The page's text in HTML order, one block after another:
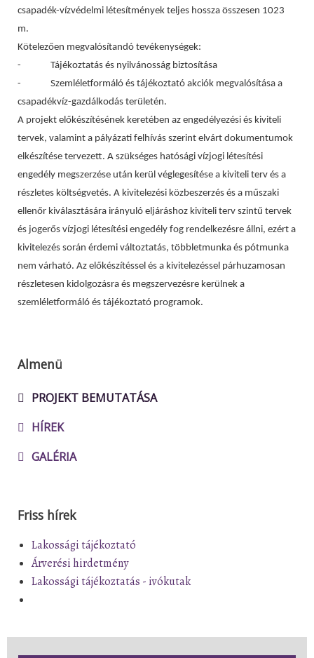
csapadék-vízvédelmi létesítmények teljes hossza összesen 1023
m.
Kötelezően megvalósítandó tevékenységek:
- Tájékoztatás és nyilvánosság biztosítása
- Szemléletformáló és tájékoztató akciók megvalósítása a
csapadékvíz-gazdálkodás területén.
A projekt előkészítésének keretében az engedélyezési és kiviteli
tervek, valamint a pályázati felhívás szerint elvárt dokumentumok
elkészítése tervezett. A szükséges hatósági vízjogi létesítési
engedély megszerzése után kerül véglegesítése a kiviteli terv és a
részletes költségvetés. A kivitelezési közbeszerzés és a műszaki
ellenőr kiválasztására irányuló eljáráshoz kiviteli terv szintű tervek
és jogerős vízjogi létesítési engedély fog rendelkezésre állni, ezért a
kivitelezés során érdemi változtatás, többletmunka és pótmunka
nem várható. Az előkészítéssel és a kivitelezéssel párhuzamosan
részletesen kidolgozásra és megszervezésre kerülnek a
szemléletformáló és tájékoztató programok.
Almenü
PROJEKT BEMUTATÁSA
HÍREK
GALÉRIA
Friss hírek
Lakossági tájékoztató
Árverési hirdetmény
Lakossági tájékoztatás - ivókutak